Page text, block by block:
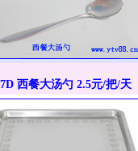
西餐大汤勺 2.5元/把/天